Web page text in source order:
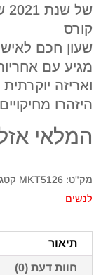
קורס
מגיע עם
ואריזה יוקרתית
היזהרו
המלאי
מק"ט: MKT5126
לנשים
תיאור
חוות דעת (0)